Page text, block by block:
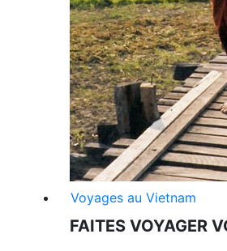
Voyages au Vietnam
FAITES VOYAGER